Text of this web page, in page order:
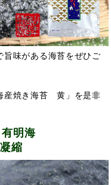
旨味がある海苔をぜひご
産焼き海苔 黄」を是非
明海
縮